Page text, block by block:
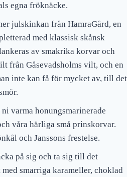
egna fröknäcke.
julskinkan från HamraGård, en
med klassisk skånsk
av smakrika korvar och
från Gåsevadsholms vilt, och en
inte kan få för mycket av, till det
varma honungsmarinerade
våra härliga små prinskorvar.
och Janssons frestelse.
på sig och ta sig till det
med smarriga karameller, choklad